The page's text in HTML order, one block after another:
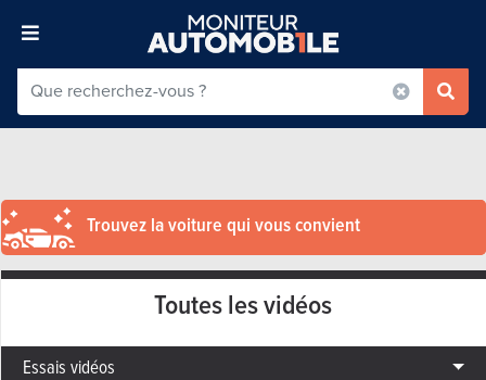
Trouvez la voiture qui vous convient
Toutes les vidéos
Essais vidéos